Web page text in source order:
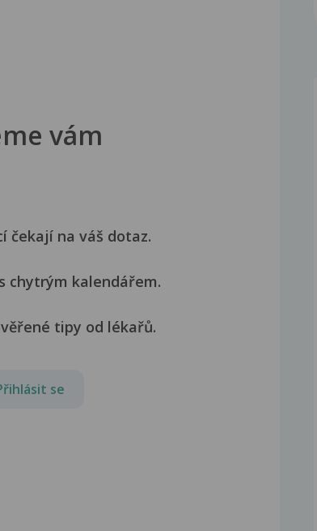
vám
čekají na váš dotaz.
chytrým kalendářem.
tipy od lékařů.
se